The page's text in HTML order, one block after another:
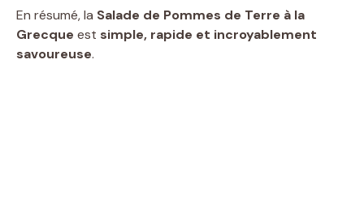
En résumé, la Salade de Pommes de Terre à la
Grecque est simple, rapide et incroyablement
savoureuse.